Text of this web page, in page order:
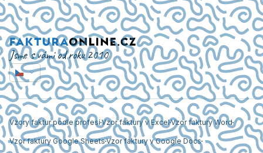
Jsme s vámi od roku 2010
Vzory faktur podle profesíVzor faktury v ExcelVzor faktury Word
Vzor faktury Google SheetsVzor faktury v Google Docs